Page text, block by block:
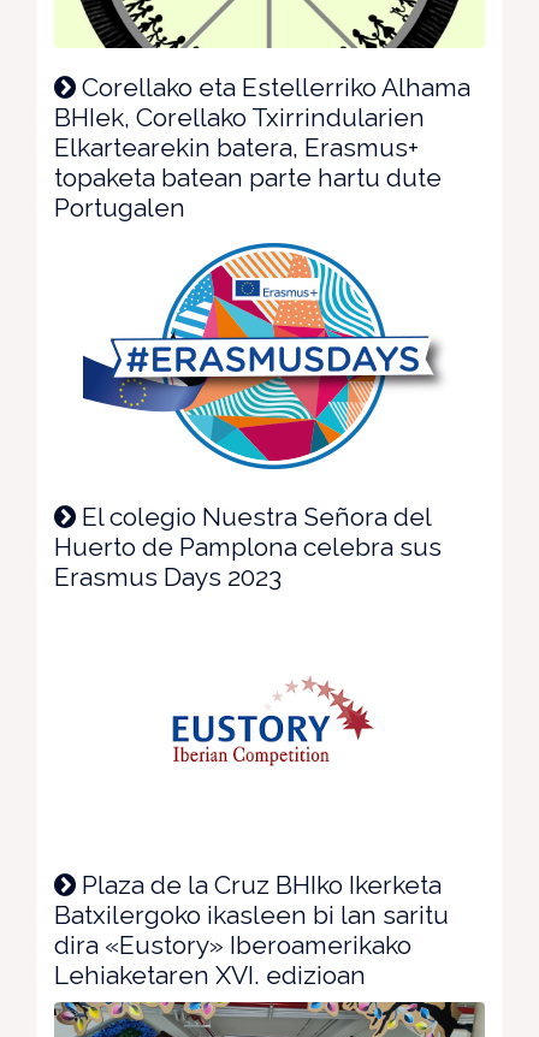
Corellako eta Estellerriko Alhama
BHIek, Corellako Txirrindularien
Elkartearekin batera, Erasmus+
topaketa batean parte hartu dute
Portugalen
El colegio Nuestra Señora del
Huerto de Pamplona celebra sus
Erasmus Days 2023
Plaza de la Cruz BHIko Ikerketa
Batxilergoko ikasleen bi lan saritu
dira «Eustory» Iberoamerikako
Lehiaketaren XVI. edizioan